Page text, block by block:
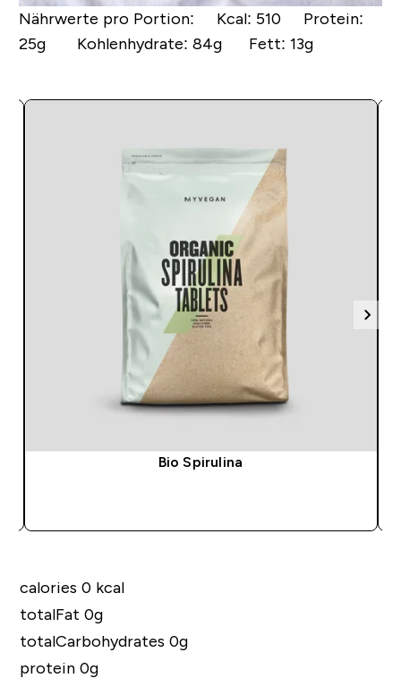
Nährwerte pro Portion: Kcal: 510 Protein:
25g Kohlenhydrate: 84g Fett: 13g
Bio Spirulina
calories 0 kcal
totalFat 0g
totalCarbohydrates 0g
protein 0g